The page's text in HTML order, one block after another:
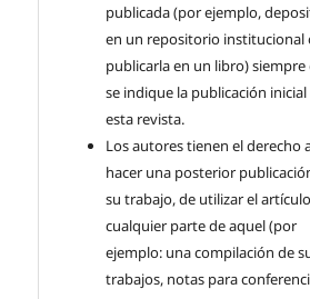
publicada (por ejemplo,
en un repositorio institucional
publicarla en un libro) siempre
se indique la publicación inicial
esta revista.
Los autores tienen el derecho
hacer una posterior
su trabajo, de utilizar el
cualquier parte de aquel (por
ejemplo: una compilación de
trabajos, notas para